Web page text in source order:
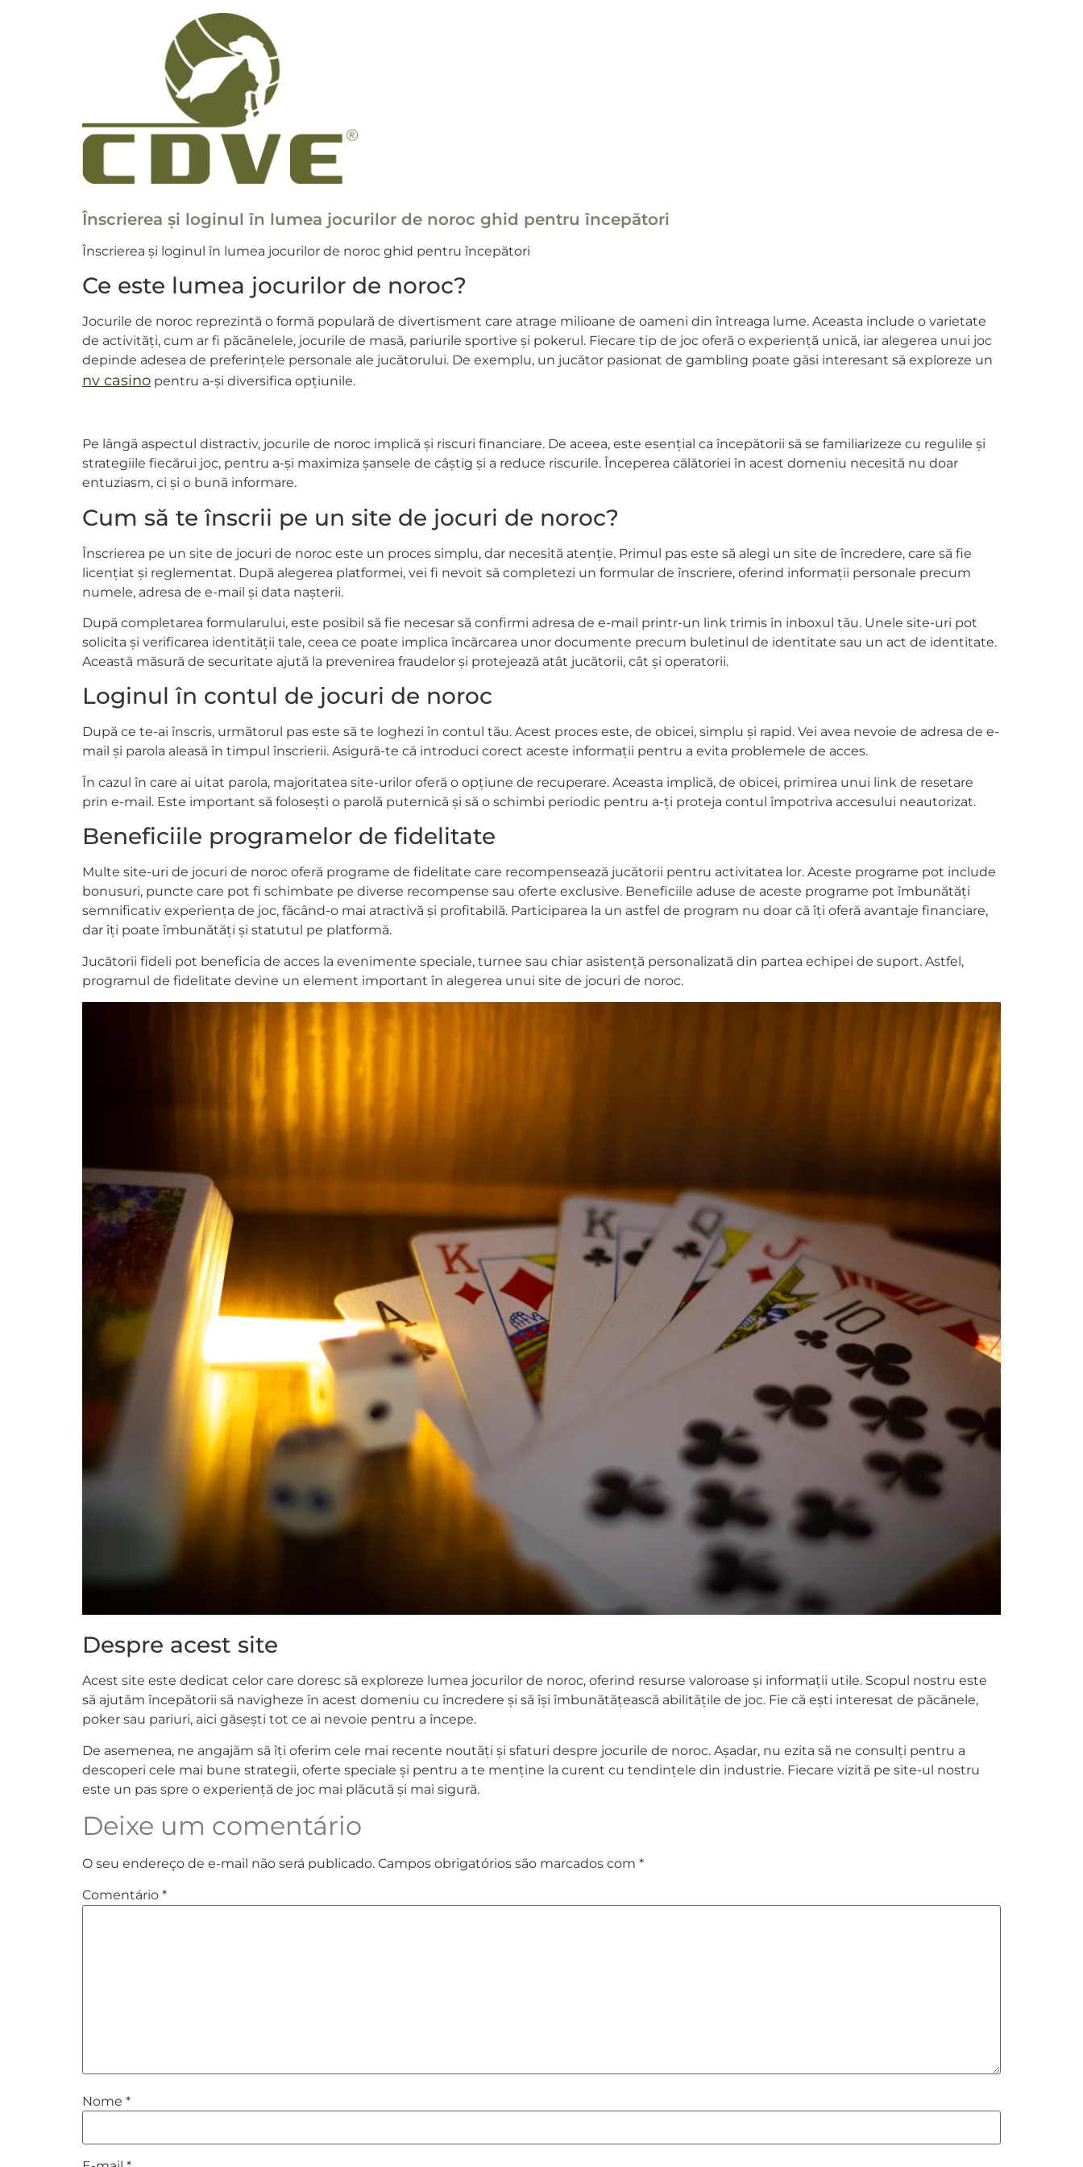
Înscrierea și loginul în lumea jocurilor de noroc ghid pentru începători
Înscrierea și loginul în lumea jocurilor de noroc ghid pentru începători
Ce este lumea jocurilor de noroc?
Jocurile de noroc reprezintă o formă populară de divertisment care atrage milioane de oameni din întreaga lume. Aceasta include o varietate
de activități, cum ar fi păcănelele, jocurile de masă, pariurile sportive și pokerul. Fiecare tip de joc oferă o experiență unică, iar alegerea unui joc
depinde adesea de preferințele personale ale jucătorului. De exemplu, un jucător pasionat de gambling poate găsi interesant să exploreze un
nv casino pentru a-și diversifica opțiunile.
Pe lângă aspectul distractiv, jocurile de noroc implică și riscuri financiare. De aceea, este esențial ca începătorii să se familiarizeze cu regulile și
strategiile fiecărui joc, pentru a-și maximiza șansele de câștig și a reduce riscurile. Începerea călătoriei în acest domeniu necesită nu doar
entuziasm, ci și o bună informare.
Cum să te înscrii pe un site de jocuri de noroc?
Înscrierea pe un site de jocuri de noroc este un proces simplu, dar necesită atenție. Primul pas este să alegi un site de încredere, care să fie
licențiat și reglementat. După alegerea platformei, vei fi nevoit să completezi un formular de înscriere, oferind informații personale precum
numele, adresa de e-mail și data nașterii.
După completarea formularului, este posibil să fie necesar să confirmi adresa de e-mail printr-un link trimis în inboxul tău. Unele site-uri pot
solicita și verificarea identității tale, ceea ce poate implica încărcarea unor documente precum buletinul de identitate sau un act de identitate.
Această măsură de securitate ajută la prevenirea fraudelor și protejează atât jucătorii, cât și operatorii.
Loginul în contul de jocuri de noroc
După ce te-ai înscris, următorul pas este să te loghezi în contul tău. Acest proces este, de obicei, simplu și rapid. Vei avea nevoie de adresa de e-
mail și parola aleasă în timpul înscrierii. Asigură-te că introduci corect aceste informații pentru a evita problemele de acces.
În cazul în care ai uitat parola, majoritatea site-urilor oferă o opțiune de recuperare. Aceasta implică, de obicei, primirea unui link de resetare
prin e-mail. Este important să folosești o parolă puternică și să o schimbi periodic pentru a-ți proteja contul împotriva accesului neautorizat.
Beneficiile programelor de fidelitate
Multe site-uri de jocuri de noroc oferă programe de fidelitate care recompensează jucătorii pentru activitatea lor. Aceste programe pot include
bonusuri, puncte care pot fi schimbate pe diverse recompense sau oferte exclusive. Beneficiile aduse de aceste programe pot îmbunătăți
semnificativ experiența de joc, făcând-o mai atractivă și profitabilă. Participarea la un astfel de program nu doar că îți oferă avantaje financiare,
dar îți poate îmbunătăți și statutul pe platformă.
Jucătorii fideli pot beneficia de acces la evenimente speciale, turnee sau chiar asistență personalizată din partea echipei de suport. Astfel,
programul de fidelitate devine un element important în alegerea unui site de jocuri de noroc.
Despre acest site
Acest site este dedicat celor care doresc să exploreze lumea jocurilor de noroc, oferind resurse valoroase și informații utile. Scopul nostru este
să ajutăm începătorii să navigheze în acest domeniu cu încredere și să își îmbunătățească abilitățile de joc. Fie că ești interesat de păcănele,
poker sau pariuri, aici găsești tot ce ai nevoie pentru a începe.
De asemenea, ne angajăm să îți oferim cele mai recente noutăți și sfaturi despre jocurile de noroc. Așadar, nu ezita să ne consulți pentru a
descoperi cele mai bune strategii, oferte speciale și pentru a te menține la curent cu tendințele din industrie. Fiecare vizită pe site-ul nostru
este un pas spre o experiență de joc mai plăcută și mai sigură.
Deixe um comentário
O seu endereço de e-mail não será publicado. Campos obrigatórios são marcados com *
Comentário *
Nome *